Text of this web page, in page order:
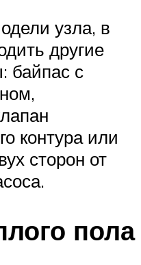
узла, в
другие
байпас с
контура или
сторон от
пола